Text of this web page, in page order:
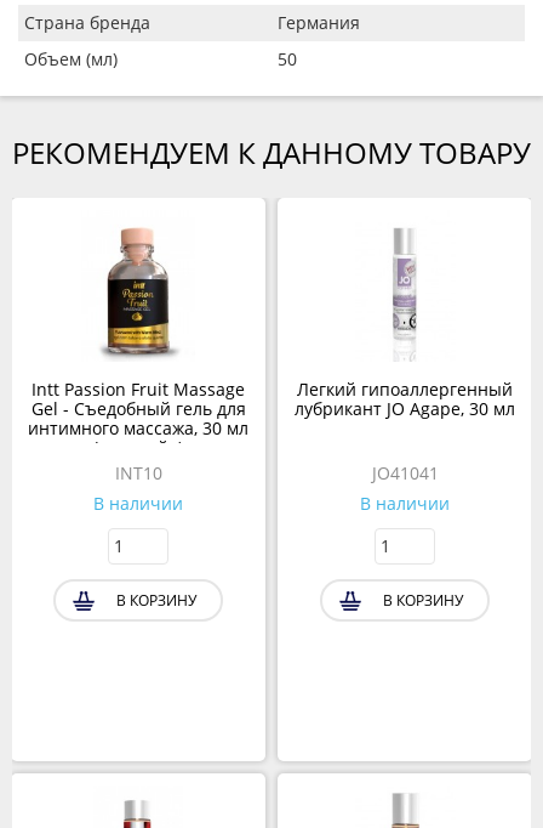
Страна бренда
Германия
Объем (мл)
50
РЕКОМЕНДУЕМ К ДАННОМУ ТОВАРУ
Intt Passion Fruit Massage
Gel - Съедобный гель для
интимного массажа, 30 мл
(маракуйя)
INT10
В наличии
В КОРЗИНУ
Легкий гипоаллергенный
лубрикант JO Agape, 30 мл
JO41041
В наличии
В КОРЗИНУ